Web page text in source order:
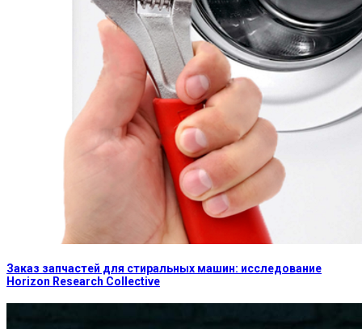
Заказ запчастей для стиральных машин: исследование
Horizon Research Collective